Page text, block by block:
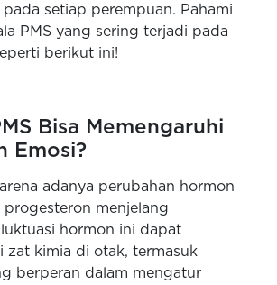
setiap perempuan. Pahami
PMS yang sering terjadi pada
berikut ini!
Bisa Memengaruhi
Emosi?
adanya perubahan hormon
menjelang
hormon ini dapat
zat kimia di otak, termasuk
berperan dalam mengatur